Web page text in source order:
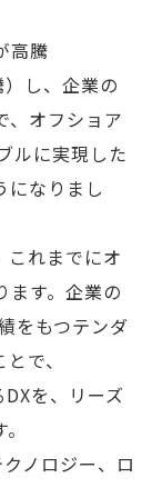
高騰
し、企業の
、オフショア
ルに実現した
になりまし
これまでにオ
ます。企業の
をもつテンダ
で、
を、リーズ
ノロジー、ロ